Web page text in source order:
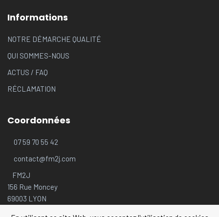
Informations
NOTRE DÉMARCHE QUALITÉ
QUI SOMMES-NOUS
ACTUS / FAQ
RÉCLAMATION
Coordonnées
07 59 70 55 42
contact@fm2j.com
FM2J
156 Rue Moncey
69003 LYON